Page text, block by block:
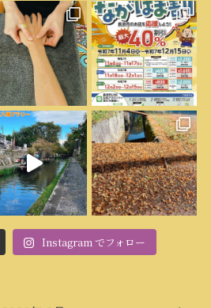
Instagram でフォロー